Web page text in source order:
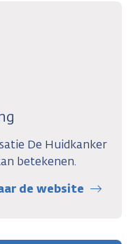
De Huidkanker
betekenen.
de website